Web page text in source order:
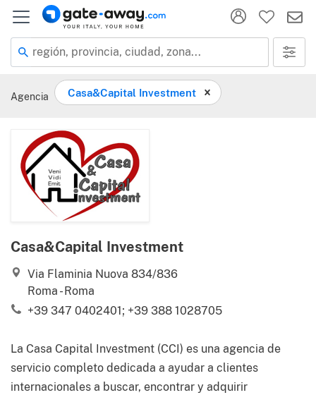
región, provincia, ciudad, zona...
Agencia Casa&Capital Investment
Casa&Capital Investment
Via Flaminia Nuova 834/836
Roma - Roma
+39 347 0402401; +39 388 1028705
La Casa Capital Investment (CCI) es una agencia de
servicio completo dedicada a ayudar a clientes
internacionales a buscar, encontrar y adquirir